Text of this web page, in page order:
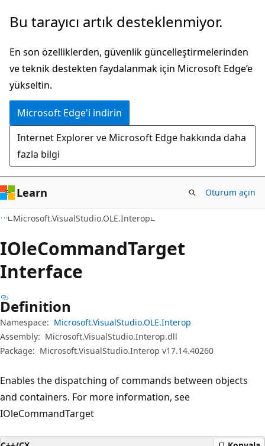
Ana
atla
Sayfa
gezintiye
atla
Bu tarayıcı artık desteklenmiyor.
En son özelliklerden, güvenlik güncelleştirmelerinden
ve teknik destekten faydalanmak için Microsoft Edge’e
yükseltin.
Microsoft Edge'i indirin
Internet Explorer ve Microsoft Edge hakkında daha
fazla bilgi
Learn Oturum açın
Microsoft.VisualStudio.OLE.Interop
IOleCommandTarget
Interface
Definition
Namespace: Microsoft.VisualStudio.OLE.Interop
Assembly: Microsoft.VisualStudio.Interop.dll
Package: Microsoft.VisualStudio.Interop v17.14.40260
Enables the dispatching of commands between objects
and containers. For more information, see
IOleCommandTarget